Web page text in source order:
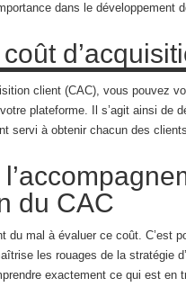
dans le développement
client (CAC), vous pouvez
plateforme. Il s’agit ainsi de
servi à obtenir chacun des
du CAC
du mal à évaluer ce coût. C’est
les rouages de la stratégie
exactement ce qui est en